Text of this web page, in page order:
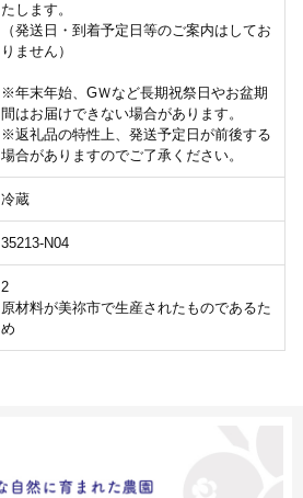
たします。
（発送日・到着予定日等のご案内はしてお
りません）
※年末年始、GＷなど長期祝祭日やお盆期
間はお届けできない場合があります。
※返礼品の特性上、発送予定日が前後する
場合がありますのでご了承ください。
冷蔵
35213-N04
2
原材料が美祢市で生産されたものであるた
め